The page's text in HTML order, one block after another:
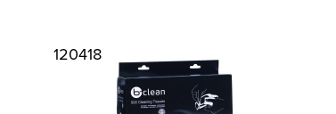
120418